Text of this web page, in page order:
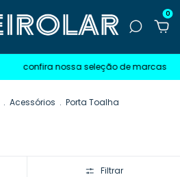
0
confira nossa seleção de marcas
. Acessórios . Porta Toalha
Filtrar